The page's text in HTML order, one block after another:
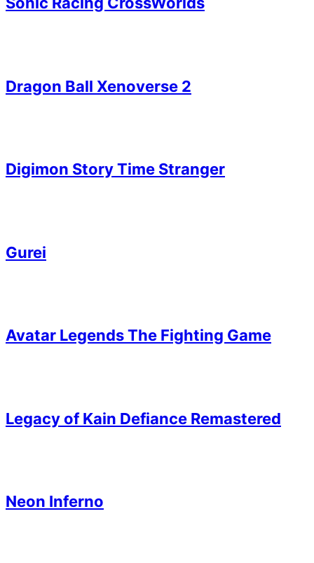
Dragon Ball Xenoverse 2
Digimon Story Time Stranger
Gurei
Avatar Legends The Fighting Game
Legacy of Kain Defiance Remastered
Neon Inferno